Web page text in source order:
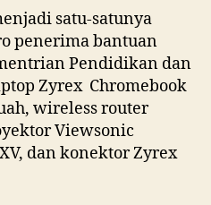
Di
Kota
Metro
satu-satunya
penerima bantuan
Pendidikan dan
Zyrex Chromebook
wireless router
Viewsonic
dan konektor Zyrex